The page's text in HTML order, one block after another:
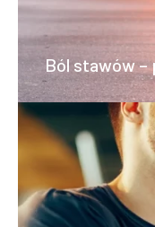
Ból stawów –